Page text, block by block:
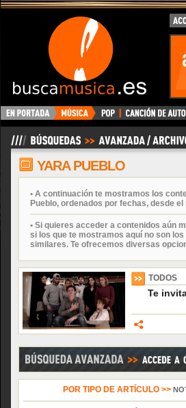
BuscaMusica.es
YARA PUEBLO
• A continuación te mostramos los
Pueblo, ordenados por fechas, desde
• Si quieres acceder a contenidos aún
si los que te mostramos aquí no son
similares. Te ofrecemos diversas
TODOS
Te
POR TIPO DE ARTÍCULO >>